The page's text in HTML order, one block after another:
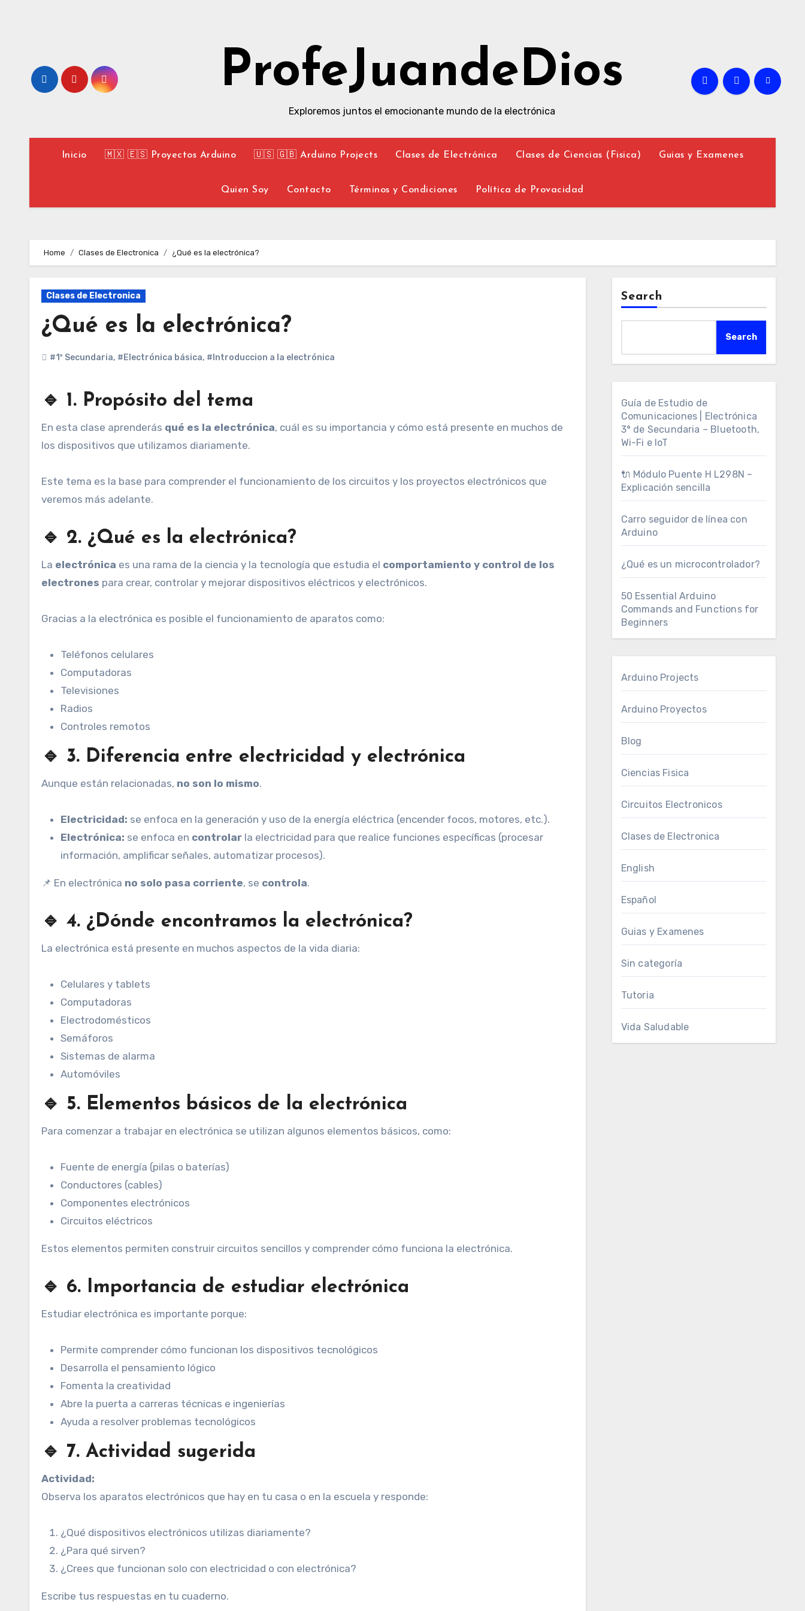
ProfeJuandeDios
Exploremos juntos el emocionante mundo de la electrónica
Inicio 🇲🇽 🇪🇸 Proyectos Arduino 🇺🇸 🇬🇧 Arduino Projects Clases de Electrónica Clases de Ciencias (Fisica) Guias y Examenes
Quien Soy Contacto Términos y Condiciones Política de Provacidad
Home Clases de Electronica ¿Qué es la electrónica?
Clases de Electronica
¿Qué es la electrónica?
#1º Secundaria, #Electrónica básica, #Introduccion a la electrónica
🔹 1. Propósito del tema
En esta clase aprenderás qué es la electrónica, cuál es su importancia y cómo está presente en muchos de
los dispositivos que utilizamos diariamente.
Este tema es la base para comprender el funcionamiento de los circuitos y los proyectos electrónicos que
veremos más adelante.
🔹 2. ¿Qué es la electrónica?
La electrónica es una rama de la ciencia y la tecnología que estudia el comportamiento y control de los
electrones para crear, controlar y mejorar dispositivos eléctricos y electrónicos.
Gracias a la electrónica es posible el funcionamiento de aparatos como:
Teléfonos celulares
Computadoras
Televisiones
Radios
Controles remotos
🔹 3. Diferencia entre electricidad y electrónica
Aunque están relacionadas, no son lo mismo.
Electricidad: se enfoca en la generación y uso de la energía eléctrica (encender focos, motores, etc.).
Electrónica: se enfoca en controlar la electricidad para que realice funciones específicas (procesar
información, amplificar señales, automatizar procesos).
📌 En electrónica no solo pasa corriente, se controla.
🔹 4. ¿Dónde encontramos la electrónica?
La electrónica está presente en muchos aspectos de la vida diaria:
Celulares y tablets
Computadoras
Electrodomésticos
Semáforos
Sistemas de alarma
Automóviles
🔹 5. Elementos básicos de la electrónica
Para comenzar a trabajar en electrónica se utilizan algunos elementos básicos, como:
Fuente de energía (pilas o baterías)
Conductores (cables)
Componentes electrónicos
Circuitos eléctricos
Estos elementos permiten construir circuitos sencillos y comprender cómo funciona la electrónica.
🔹 6. Importancia de estudiar electrónica
Estudiar electrónica es importante porque:
Permite comprender cómo funcionan los dispositivos tecnológicos
Desarrolla el pensamiento lógico
Fomenta la creatividad
Abre la puerta a carreras técnicas e ingenierías
Ayuda a resolver problemas tecnológicos
🔹 7. Actividad sugerida
Actividad:
Observa los aparatos electrónicos que hay en tu casa o en la escuela y responde:
¿Qué dispositivos electrónicos utilizas diariamente?
¿Para qué sirven?
¿Crees que funcionan solo con electricidad o con electrónica?
Escribe tus respuestas en tu cuaderno.
Search
Search
Guía de Estudio de
Comunicaciones | Electrónica
3° de Secundaria – Bluetooth,
Wi-Fi e IoT
🔌 Módulo Puente H L298N –
Explicación sencilla
Carro seguidor de línea con
Arduino
¿Qué es un microcontrolador?
50 Essential Arduino
Commands and Functions for
Beginners
Arduino Projects
Arduino Proyectos
Blog
Ciencias Fisica
Circuitos Electronicos
Clases de Electronica
English
Español
Guias y Examenes
Sin categoría
Tutoria
Vida Saludable